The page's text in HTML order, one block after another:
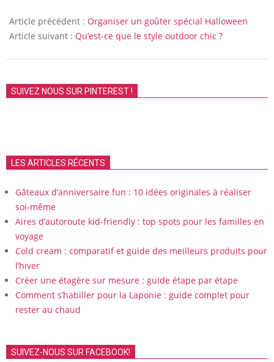
11-
06
Article précédent : Organiser un goûter spécial Halloween
Article suivant : Qu’est-ce que le style outdoor chic ?
SUIVEZ NOUS SUR PINTEREST !
LES ARTICLES RÉCENTS
Gâteaux d’anniversaire fun : 10 idées originales à réaliser
soi-même
Aires d’autoroute kid-friendly : top spots pour les familles en
voyage
Cold cream : comparatif et guide des meilleurs produits pour
l’hiver
Créer une étagère sur mesure : guide étape par étape
Comment s’habiller pour la Laponie : guide complet pour
rester au chaud
SUIVEZ-NOUS SUR FACEBOOK!